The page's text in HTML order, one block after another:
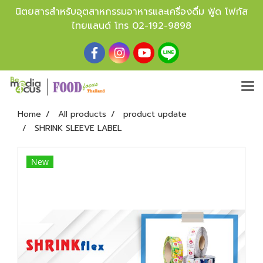
นิตยสารสำหรับอุตสาหกรรมอาหารและเครื่องดื่ม ฟู้ด โฟกัส
ไทยแลนด์ โทร 02-192-9898
Home All products
product update
SHRINK SLEEVE LABEL
New